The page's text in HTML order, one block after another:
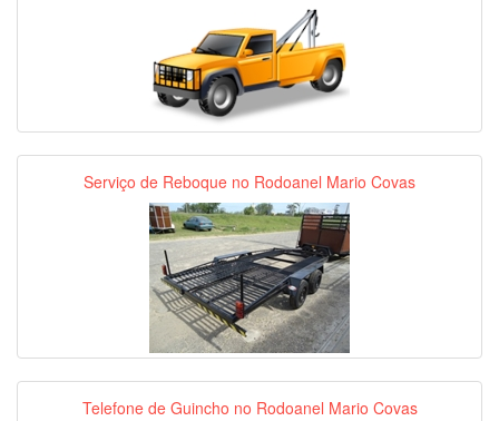
Serviço de Reboque no Rodoanel Mario Covas
Telefone de Guincho no Rodoanel Mario Covas